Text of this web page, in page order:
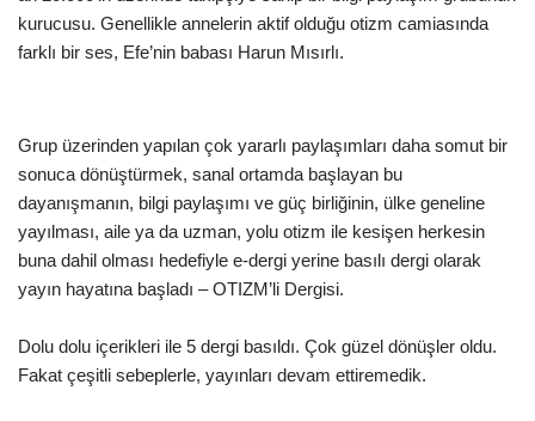
kurucusu. Genellikle annelerin aktif olduğu otizm camiasında
farklı bir ses, Efe’nin babası Harun Mısırlı.
Grup üzerinden yapılan çok yararlı paylaşımları daha somut bir
sonuca dönüştürmek, sanal ortamda başlayan bu
dayanışmanın, bilgi paylaşımı ve güç birliğinin, ülke geneline
yayılması, aile ya da uzman, yolu otizm ile kesişen herkesin
buna dahil olması hedefiyle e-dergi yerine basılı dergi olarak
yayın hayatına başladı – OTIZM’li Dergisi.
Dolu dolu içerikleri ile 5 dergi basıldı. Çok güzel dönüşler oldu.
Fakat çeşitli sebeplerle, yayınları devam ettiremedik.